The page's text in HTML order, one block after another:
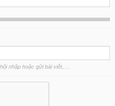
nhập hoặc gửi bài viết, ...